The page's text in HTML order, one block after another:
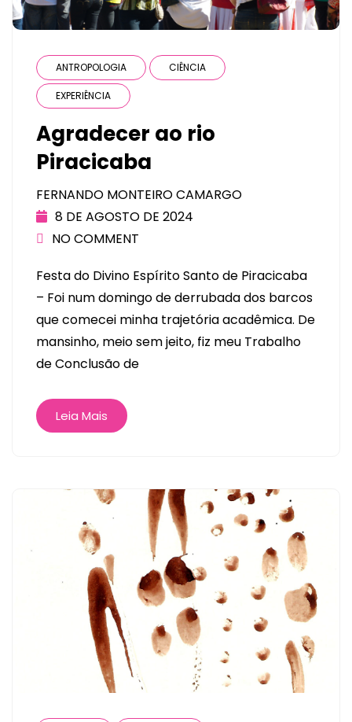
ANTROPOLOGIA CIÊNCIA
EXPERIÊNCIA
Agradecer ao rio
Piracicaba
FERNANDO MONTEIRO CAMARGO
8 DE AGOSTO DE 2024
NO COMMENT
Festa do Divino Espírito Santo de Piracicaba
– Foi num domingo de derrubada dos barcos
que comecei minha trajetória acadêmica. De
mansinho, meio sem jeito, fiz meu Trabalho
de Conclusão de
Leia Mais